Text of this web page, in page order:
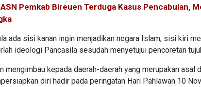
Pemkab Bireuen Terduga Kasus Pencabulan,
ada sisi kanan ingin menjadikan negara Islam, sisi kiri
ideologi Pancasila sesudah menyetujui pencoretan
mengimbau kepada daerah-daerah yang merupakan
diri hadir pada peringatan Hari Pahlawan 10